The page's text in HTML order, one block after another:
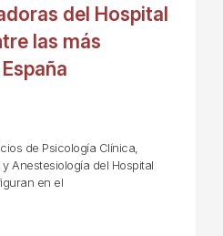
del Hospital
las más
de Psicología Clínica,
Anestesiología del Hospital
en el